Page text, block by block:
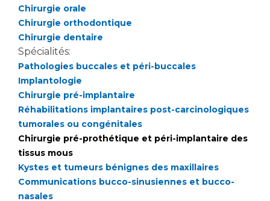
Maladies rares
Maternité Hôpital Nord
Vos représentants
La Commission Des Usagers (CDU)
Les Comités Locaux des Usagers
Le projet des usagers
Presse / Multimédia
Communiqués de presse
Dossiers de presse
Médiathèque
Fournisseurs
Rôles et missions
Liste des marchés conclus
Chirurgie orale
Chirurgie orthodontique
Chirurgie dentaire
Spécialités:
Pathologies buccales et péri-buccales
Implantologie
Chirurgie pré-implantaire
Réhabilitations implantaires post-carcinologiques
tumorales ou congénitales
Chirurgie pré-prothétique et péri-implantaire des
tissus mous
Kystes et tumeurs bénignes des maxillaires
Communications bucco-sinusiennes et bucco-
nasales